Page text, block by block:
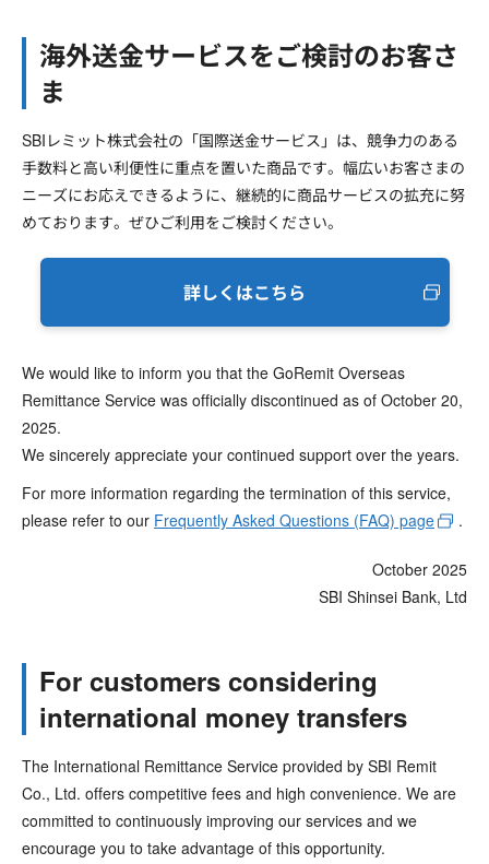
海外送金サービスをご検討のお客さ
ま
SBIレミット株式会社の「国際送金サービス」は、競争力のある
手数料と高い利便性に重点を置いた商品です。幅広いお客さまの
ニーズにお応えできるように、継続的に商品サービスの拡充に努
めております。ぜひご利用をご検討ください。
詳しくはこちら
We would like to inform you that the GoRemit Overseas
Remittance Service was officially discontinued as of October 20,
2025.
We sincerely appreciate your continued support over the years.
For more information regarding the termination of this service,
please refer to our Frequently Asked Questions (FAQ) page .
October 2025
SBI Shinsei Bank, Ltd
For customers considering
international money transfers
The International Remittance Service provided by SBI Remit
Co., Ltd. offers competitive fees and high convenience. We are
committed to continuously improving our services and we
encourage you to take advantage of this opportunity.